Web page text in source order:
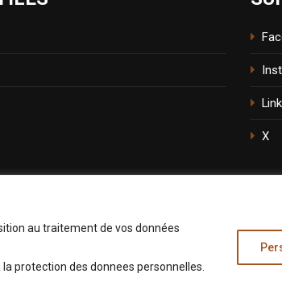
au traitement de vos données
protection des donnees personnelles.
X